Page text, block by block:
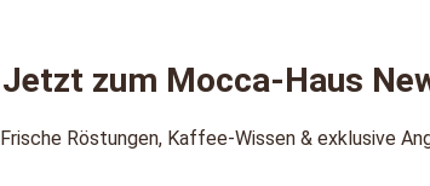
Jetzt zum Mocca‑Haus
Frische Röstungen, Kaffee‑Wissen & exklusive